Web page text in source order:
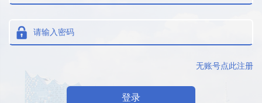
无账号点此注册
登录